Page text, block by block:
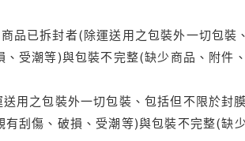
品已拆封者(除運送用之包裝外一切包裝
受潮等)與包裝不完整(缺少商品、附件
用之包裝外一切包裝、包括但不限於封
刮傷、破損、受潮等)與包裝不完整(缺